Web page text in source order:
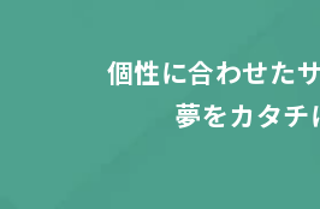
個性に合わせた
夢をカタチ